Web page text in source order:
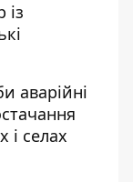
із
аварійні
і селах